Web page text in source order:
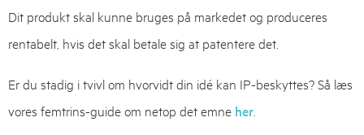
Dit produkt skal kunne bruges på markedet og produceres
rentabelt, hvis det skal betale sig at patentere det.
Er du stadig i tvivl om hvorvidt din idé kan IP-beskyttes? Så læs
vores femtrins-guide om netop det emne her